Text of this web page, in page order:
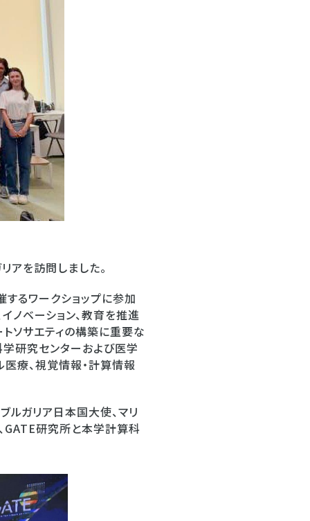
を訪問しました。
るワークショップに参加
ノベーション、教育を推進
ソサエティの構築に重要な
研究センターおよび医学
療、視覚情報・計算情報
ルガリア日本国大使、マリ
GATE研究所と本学計算科